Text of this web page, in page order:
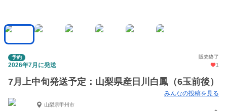
予約 販売終了
2026年7月に発送 1
7月上中旬発送予定：山梨県産日川白鳳（6玉前後）
みんなの投稿を見る
山梨県甲州市